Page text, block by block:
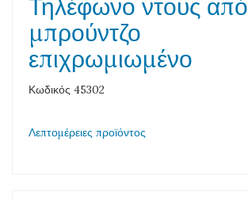
Τηλέφωνο ντους από
μπρούντζο
επιχρωμιωμένο
Κωδικός 45302
Λεπτομέρειες προϊόντος